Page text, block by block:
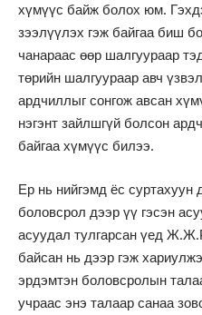
хүмүүс байж болох юм.
зээлүүлэх гэж байгаа биш
чанараас өөр шалгуураар
төрийн шалгуураар авч
ардчиллыг сонгож авсан
нэгэнт зайлшгүй болсон
байгаа хүмүүс билээ.
Ер нь нийгэмд ёс суртахуун
боловсрол дээр үү гэсэн
асуудал тулгарсан үед
байсан нь дээр гэж
эрдэмтэн боловсролын
учраас энэ талаар санаа